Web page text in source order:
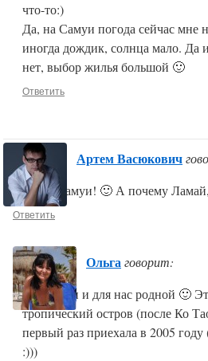
что-то:)
Да, на Самуи погода сейчас мне
иногда дождик, солнца мало. Да
нет, выбор жилья большой 🙂
Ответить
Артем Васюкович
Родной Самуи! 🙂 А почему
Ответить
Ольгаговорит:
Да, Самуи и для нас родной 🙂
тропический остров (после Ко
первый раз приехала в 2005
:)))